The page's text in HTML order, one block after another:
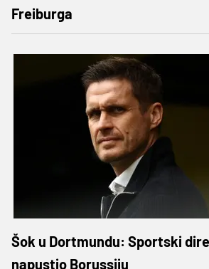
Freiburga
Šok u Dortmundu: Sportski
napustio Borussiju